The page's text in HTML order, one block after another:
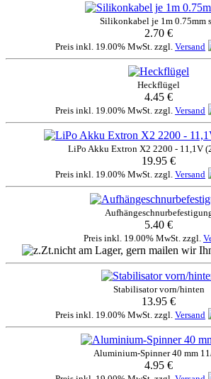
Silikonkabel je 1m 0.75mm
2.70 €
Preis inkl. 19.00% MwSt. zzgl. Versand
Heckflügel
4.45 €
Preis inkl. 19.00% MwSt. zzgl. Versand
LiPo Akku Extron X2 2200 - 11,1V
19.95 €
Preis inkl. 19.00% MwSt. zzgl. Versand
5.40 €
Preis inkl. 19.00% MwSt. zzgl.
Stabilisator vorn/hinten
13.95 €
Preis inkl. 19.00% MwSt. zzgl. Versand
Aluminium-Spinner 40 mm
4.95 €